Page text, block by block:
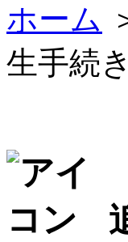
ホーム
生手続